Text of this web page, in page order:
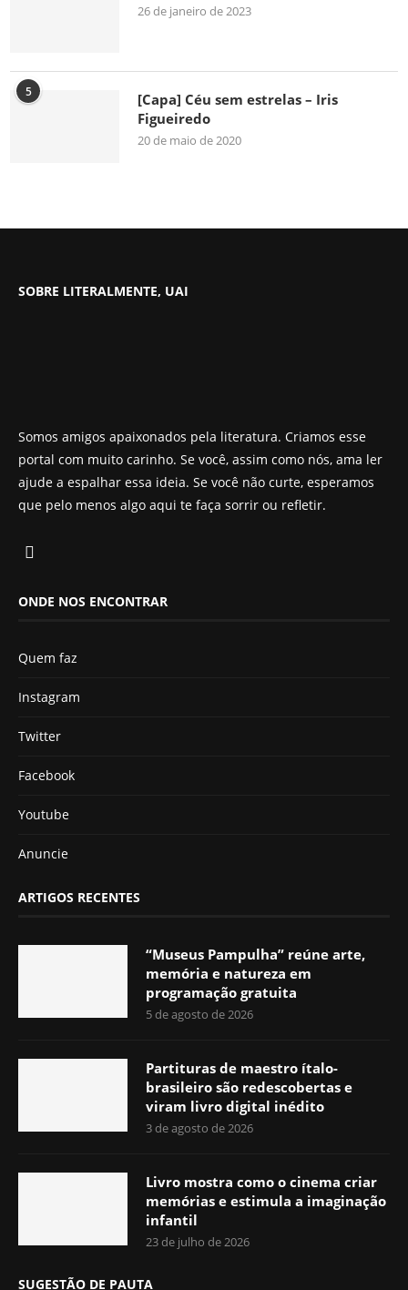
26 de janeiro de 2023
5
[Capa] Céu sem estrelas – Iris
Figueiredo
20 de maio de 2020
SOBRE LITERALMENTE, UAI
Somos amigos apaixonados pela literatura. Criamos esse
portal com muito carinho. Se você, assim como nós, ama ler
ajude a espalhar essa ideia. Se você não curte, esperamos
que pelo menos algo aqui te faça sorrir ou refletir.
ONDE NOS ENCONTRAR
Quem faz
Instagram
Twitter
Facebook
Youtube
Anuncie
ARTIGOS RECENTES
“Museus Pampulha” reúne arte,
memória e natureza em
programação gratuita
5 de agosto de 2026
Partituras de maestro ítalo-
brasileiro são redescobertas e
viram livro digital inédito
3 de agosto de 2026
Livro mostra como o cinema criar
memórias e estimula a imaginação
infantil
23 de julho de 2026
SUGESTÃO DE PAUTA